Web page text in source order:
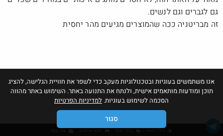
אנו משתמשים בעוגיות ובטכנולוגיות מעקב כדי לשפר את חוויית הגלישה, להציג
תוכן ומודעות מותאמים אישית, ולנתח את התנועה באתר. השימוש באתר מהווה
הסכמה לשימוש בעוגיות. למדיניות הפרטיות
סגור
גם לגברים וגם לנשים.
זה מבריטניה ככה שהמוצרים מגיעים מהר יחסית